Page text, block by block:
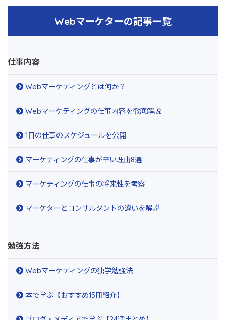
Webマーケターの記事一覧
仕事内容
Webマーケティングとは何か？
Webマーケティングの仕事内容を徹底解説
1日の仕事のスケジュールを公開
マーケティングの仕事が辛い理由8選
マーケティングの仕事の将来性を考察
マーケターとコンサルタントの違いを解説
勉強方法
Webマーケティングの独学勉強法
本で学ぶ【おすすめ15冊紹介】